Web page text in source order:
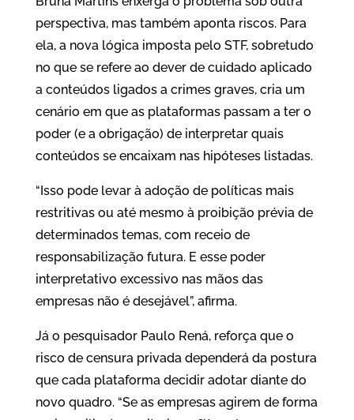
perspectiva, mas também aponta riscos. Para
ela, a nova lógica imposta pelo STF, sobretudo
no que se refere ao dever de cuidado aplicado
a conteúdos ligados a crimes graves, cria um
cenário em que as plataformas passam a ter o
poder (e a obrigação) de interpretar quais
conteúdos se encaixam nas hipóteses listadas.
“Isso pode levar à adoção de políticas mais
restritivas ou até mesmo à proibição prévia de
determinados temas, com receio de
responsabilização futura. E esse poder
interpretativo excessivo nas mãos das
empresas não é desejável”, afirma.
Já o pesquisador Paulo Rená, reforça que o
risco de censura privada dependerá da postura
que cada plataforma decidir adotar diante do
novo quadro. “Se as empresas agirem de forma